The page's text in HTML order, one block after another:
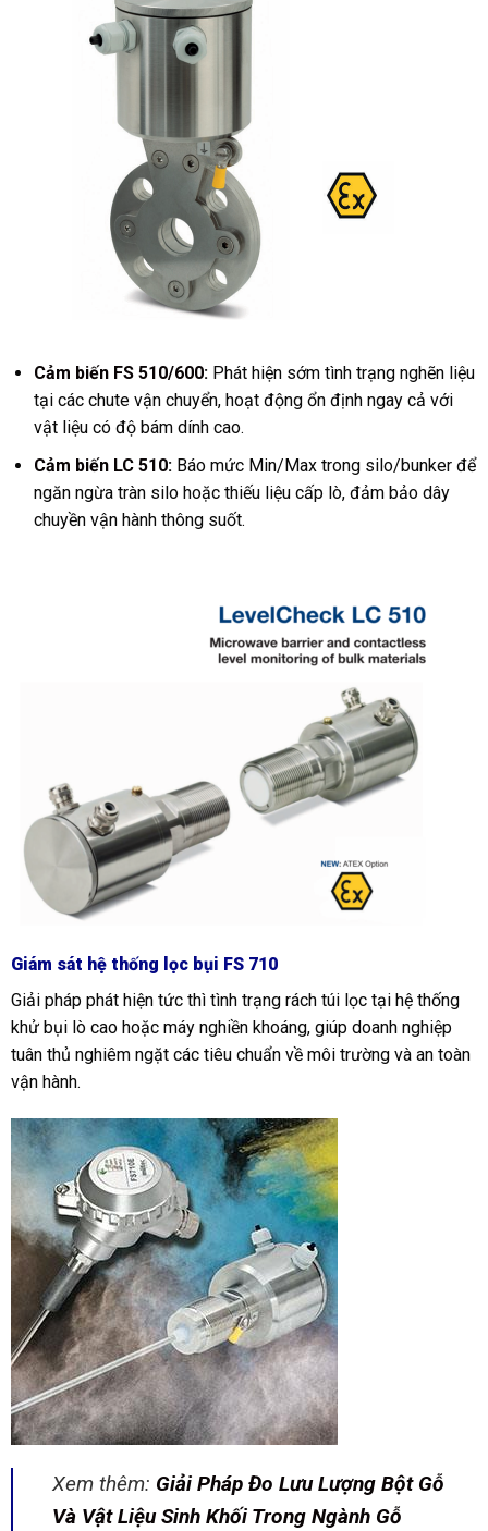
Cảm biến FS 510/600:Phát hiện sớm tình trạng nghẽn liệu
tại các chute vận chuyển, hoạt động ổn định ngay cả với
vật liệu có độ bám dính cao.
Cảm biến LC 510:Báo mức Min/Max trong silo/bunker để
ngăn ngừa tràn silo hoặc thiếu liệu cấp lò, đảm bảo dây
chuyền vận hành thông suốt.
Giám sát hệ thống lọc bụi FS 710
Giải pháp phát hiện tức thì tình trạng rách túi lọc tại hệ thống
khử bụi lò cao hoặc máy nghiền khoáng, giúp doanh nghiệp
tuân thủ nghiêm ngặt các tiêu chuẩn về môi trường và an toàn
vận hành.
Xem thêm: Giải Pháp Đo Lưu Lượng Bột Gỗ
Và Vật Liệu Sinh Khối Trong Ngành Gỗ